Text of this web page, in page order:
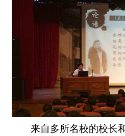
来自多所名校的校长和